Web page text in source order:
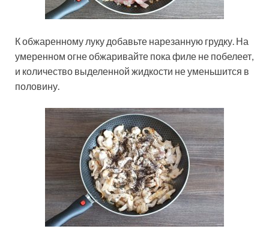
К обжаренному луку добавьте нарезанную грудку. На
умеренном огне обжаривайте пока филе не побелеет,
и количество выделенной жидкости не уменьшится в
половину.